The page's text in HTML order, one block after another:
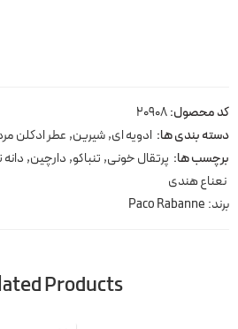
کد محصول:20908
دسته بندی ها: ادویه ای,شیرین, عطر ادکلن
برچسب ها: پرتقال خونی, تنباکو, دارچین, دانه
نعناع هندی
برند: Paco Rabanne
Products…